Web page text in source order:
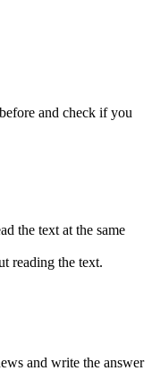
and check if you
the text at the same
reading the text.
and write the answer